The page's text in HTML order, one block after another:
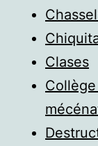
Clases